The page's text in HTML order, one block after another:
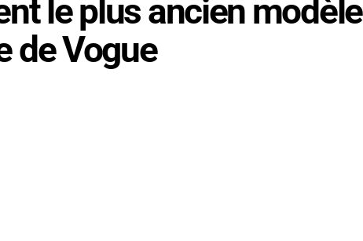
le plus ancien modèle
de Vogue